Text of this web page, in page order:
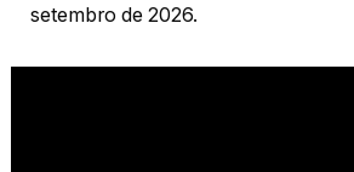
setembro de 2026.